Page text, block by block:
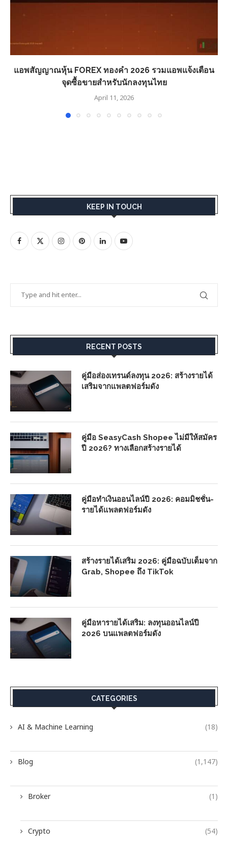
แอพสัญญาณหุ้น FOREX ทองคำ 2026 รวมแอพแจ้งเตือน
จุดซื้อขายสำหรับนักลงทุนไทย
April 11, 2026
KEEP IN TOUCH
RECENT POSTS
คู่มือส่องเทรนด์ลงทุน 2026: สร้างรายได้
เสริมจากแพลตฟอร์มดัง
คู่มือ SeasyCash Shopee ไม่มีให้สมัคร
ปี 2026? ทางเลือกสร้างรายได้
คู่มือทำเงินออนไลน์ปี 2026: คอมมิชชั่น-
รายได้แพลตฟอร์มดัง
สร้างรายได้เสริม 2026: คู่มือฉบับเต็มจาก
Grab, Shopee ถึง TikTok
คู่มือหารายได้เสริม: ลงทุนออนไลน์ปี
2026 บนแพลตฟอร์มดัง
CATEGORIES
AI & Machine Learning (18)
Blog (1,147)
Broker (1)
Crypto (54)